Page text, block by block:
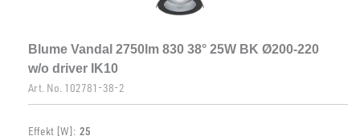
Blume Vandal 2750lm 830 38° 25W BK Ø200-220
w/o driver IK10
Art. No. 102781-38-2
Effekt [W]: 25